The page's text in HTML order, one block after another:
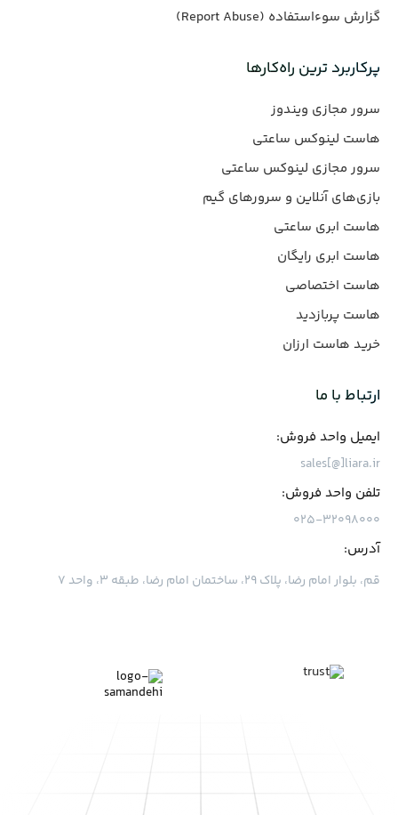
گزارش سوءاستفاده (Report Abuse)
پرکاربرد ترین راه‌کارها
سرور مجازی ویندوز
هاست لینوکس ساعتی
سرور مجازی لینوکس ساعتی
بازی‌های آنلاین و سرورهای گیم
هاست ابری ساعتی
هاست ابری رایگان
هاست اختصاصی
هاست پربازدید
خرید هاست ارزان
ارتباط با ما
ایمیل واحد فروش:
sales[@]liara.ir
تلفن واحد فروش:
۰۲۵-۳۲۰۹۸۰۰۰
آدرس:
قم، بلوار امام رضا، پلاک ۲۹، ساختمان امام رضا، طبقه ۳، واحد ۷